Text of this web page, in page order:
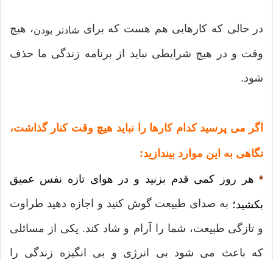
در حالی که کارهایی هم هست که برای شادتر بودن، هیچ
وقت و در هیچ شرایطی نباید از برنامه زندگی ما حذف
شود.
اگر می پرسید کدام کارها را نباید هیچ وقت کنار گذاشت،
نگاهی به این موارد بیندازید:
* هر روز کمی قدم بزنید و در هوای تازه نفس عمیق
بکشید؛ به صدای طبیعت گوش کنید و اجازه دهید طراوت
و تازگی طبیعت، شما را آرام و شاد کند. یکی از مسائلی
که باعث می شود بی انرژی و بی انگیزه زندگی را